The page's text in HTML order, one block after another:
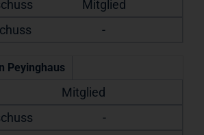
Mitglied
-
Peyinghaus
Mitglied
-